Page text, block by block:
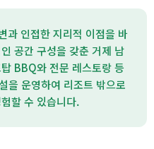
과 인접한 지리적 이점을 바
공간 구성을 갖춘 거제 남
BBQ와 전문 레스토랑 등
을 운영하여 리조트 밖으로
할 수 있습니다.